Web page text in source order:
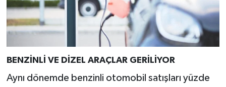
BENZİNLİ VE DİZEL ARAÇLAR GERİLİYOR
Aynı dönemde benzinli otomobil satışları yüzde
Video Galeri